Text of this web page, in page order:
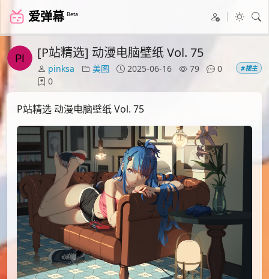
爱弹幕 Beta
[P站精选] 动漫电脑壁纸 Vol. 75
pinksa 美图 2025-06-16 79
0
0
#楼主
P站精选 动漫电脑壁纸 Vol. 75